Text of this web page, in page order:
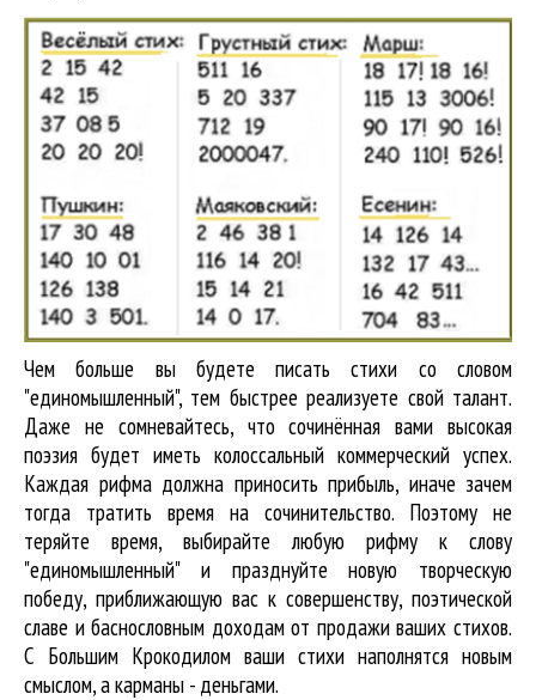
Чем больше вы будете писать стихи со словом
"единомышленный", тем быстрее реализуете свой талант.
Даже не сомневайтесь, что сочинённая вами высокая
поэзия будет иметь колоссальный коммерческий успех.
Каждая рифма должна приносить прибыль, иначе зачем
тогда тратить время на сочинительство. Поэтому не
теряйте время, выбирайте любую рифму к слову
"единомышленный" и празднуйте новую творческую
победу, приближающую вас к совершенству, поэтической
славе и баснословным доходам от продажи ваших стихов.
С Большим Крокодилом ваши стихи наполнятся новым
смыслом, а карманы - деньгами.